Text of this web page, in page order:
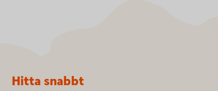
Sidfot
Hitta snabbt